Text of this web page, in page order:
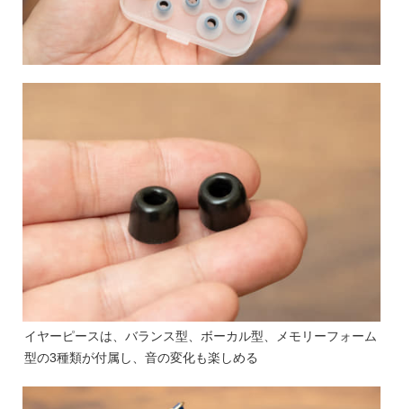
イヤーピースは、バランス型、ボーカル型、メモリーフォーム
型の3種類が付属し、音の変化も楽しめる